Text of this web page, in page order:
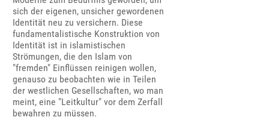
sich der eigenen, unsicher gewordenen
Identität neu zu versichern. Diese
fundamentalistische Konstruktion von
Identität ist in islamistischen
Strömungen, die den Islam von
"fremden" Einflüssen reinigen wollen,
genauso zu beobachten wie in Teilen
der westlichen Gesellschaften, wo man
meint, eine "Leitkultur" vor dem Zerfall
bewahren zu müssen.